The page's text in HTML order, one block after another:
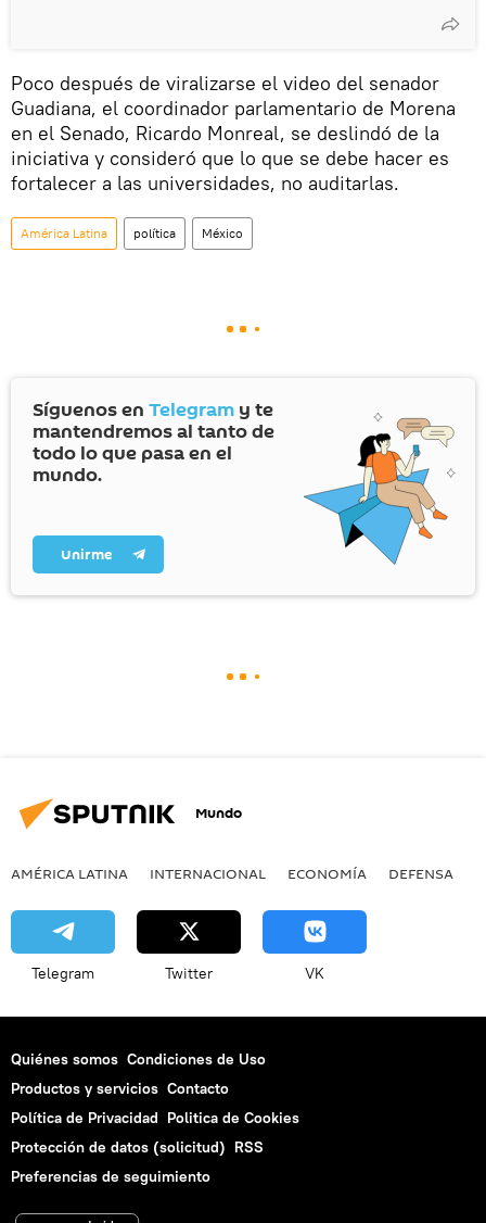
Poco después de viralizarse el video del senador
Guadiana, el coordinador parlamentario de Morena
en el Senado, Ricardo Monreal, se deslindó de la
iniciativa y consideró que lo que se debe hacer es
fortalecer a las universidades, no auditarlas.
América Latina política México
Síguenos en Telegram y te
mantendremos al tanto de
todo lo que pasa en el
mundo.
Unirme
Mundo
AMÉRICA LATINA INTERNACIONAL ECONOMÍA DEFENSA
Telegram Twitter VK
Quiénes somos Condiciones de Uso
Productos y servicios Contacto
Política de Privacidad Politica de Cookies
Protección de datos (solicitud) RSS
Preferencias de seguimiento